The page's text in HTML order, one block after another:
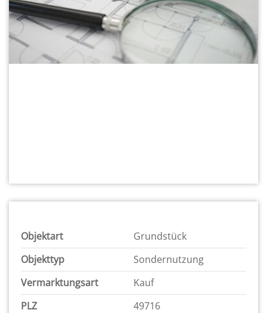
Objektart
Grundstück
Objekttyp
Sondernutzung
Vermarktungsart
Kauf
PLZ
49716